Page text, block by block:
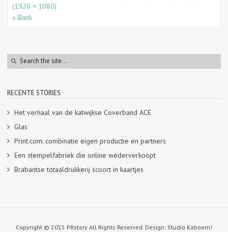
(1920 × 1080)
« Back
RECENTE STORIES
Het verhaal van de katwijkse Coverband ACE
Glas
Print.com: combinatie eigen productie en partners
Een stempelfabriek die online wederverkoopt
Brabantse totaaldrukkerij scoort in kaartjes
Copyright © 2015 PRstory All Rights Reserved. Design: Studio Kaboem!